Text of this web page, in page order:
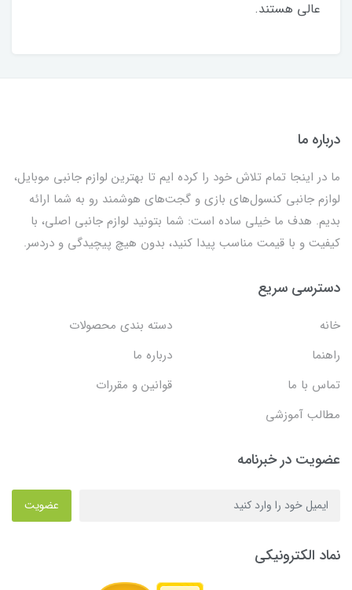
عالی هستند.
درباره ما
ما در اینجا تمام تلاش خود را کرده ایم تا بهترین لوازم جانبی موبایل،
لوازم جانبی کنسول‌های بازی و گجت‌های هوشمند رو به شما ارائه
بدیم. هدف ما خیلی ساده است: شما بتونید لوازم جانبی اصلی، با
کیفیت و با قیمت مناسب پیدا کنید، بدون هیچ پیچیدگی و دردسر.
دسترسی سریع
خانه
دسته بندی محصولات
راهنما
درباره ما
تماس با ما
قوانین و مقررات
مطالب آموزشی
عضویت در خبرنامه
عضویت
نماد الکترونیکی